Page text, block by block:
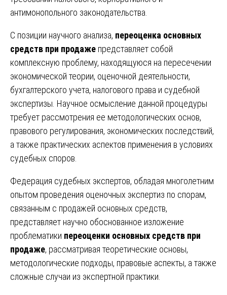
антимонопольного законодательства.
С позиции научного анализа, переоценка основных
средств при продаже представляет собой
комплексную проблему, находящуюся на пересечении
экономической теории, оценочной деятельности,
бухгалтерского учета, налогового права и судебной
экспертизы. Научное осмысление данной процедуры
требует рассмотрения ее методологических основ,
правового регулирования, экономических последствий,
а также практических аспектов применения в условиях
судебных споров.
Федерация судебных экспертов, обладая многолетним
опытом проведения оценочных экспертиз по спорам,
связанным с продажей основных средств,
представляет научно обоснованное изложение
проблематики переоценки основных средств при
продаже, рассматривая теоретические основы,
методологические подходы, правовые аспекты, а также
сложные случаи из экспертной практики.